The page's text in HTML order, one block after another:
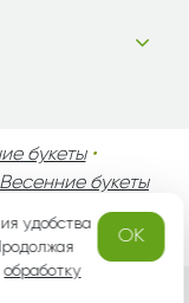
букеты•
Весенние букеты
•
удобства
обработку
OK